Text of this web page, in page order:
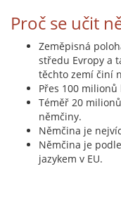
Proč se učit
Zeměpisná
středu Evropy a
těchto zemí činí
Přes 100
Téměř 20
němčiny.
Němčina je
Němčina je
jazykem v EU.